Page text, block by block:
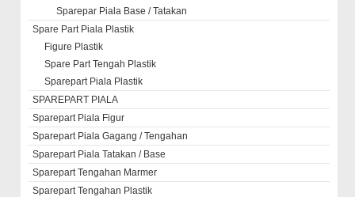
Sparepar Piala Base / Tatakan
Spare Part Piala Plastik
Figure Plastik
Spare Part Tengah Plastik
Sparepart Piala Plastik
SPAREPART PIALA
Sparepart Piala Figur
Sparepart Piala Gagang / Tengahan
Sparepart Piala Tatakan / Base
Sparepart Tengahan Marmer
Sparepart Tengahan Plastik